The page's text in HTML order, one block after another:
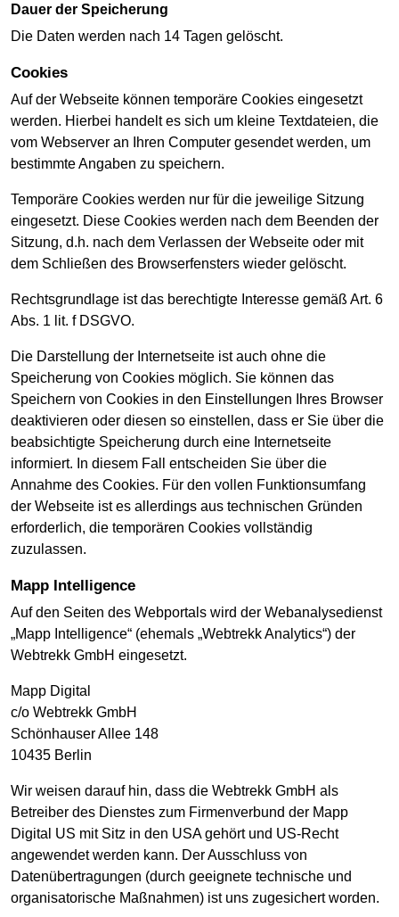
Dauer der Speicherung
Die Daten werden nach 14 Tagen gelöscht.
Cookies
Auf der Webseite können temporäre Cookies eingesetzt
werden. Hierbei handelt es sich um kleine Textdateien, die
vom Webserver an Ihren Computer gesendet werden, um
bestimmte Angaben zu speichern.
Temporäre Cookies werden nur für die jeweilige Sitzung
eingesetzt. Diese Cookies werden nach dem Beenden der
Sitzung, d.h. nach dem Verlassen der Webseite oder mit
dem Schließen des Browserfensters wieder gelöscht.
Rechtsgrundlage ist das berechtigte Interesse gemäß Art. 6
Abs. 1 lit. f DSGVO.
Die Darstellung der Internetseite ist auch ohne die
Speicherung von Cookies möglich. Sie können das
Speichern von Cookies in den Einstellungen Ihres Browser
deaktivieren oder diesen so einstellen, dass er Sie über die
beabsichtigte Speicherung durch eine Internetseite
informiert. In diesem Fall entscheiden Sie über die
Annahme des Cookies. Für den vollen Funktionsumfang
der Webseite ist es allerdings aus technischen Gründen
erforderlich, die temporären Cookies vollständig
zuzulassen.
Mapp Intelligence
Auf den Seiten des Webportals wird der Webanalysedienst
„Mapp Intelligence“ (ehemals „Webtrekk Analytics“) der
Webtrekk GmbH eingesetzt.
Mapp Digital
c/o Webtrekk GmbH
Schönhauser Allee 148
10435 Berlin
Wir weisen darauf hin, dass die Webtrekk GmbH als
Betreiber des Dienstes zum Firmenverbund der Mapp
Digital US mit Sitz in den USA gehört und US-Recht
angewendet werden kann. Der Ausschluss von
Datenübertragungen (durch geeignete technische und
organisatorische Maßnahmen) ist uns zugesichert worden.